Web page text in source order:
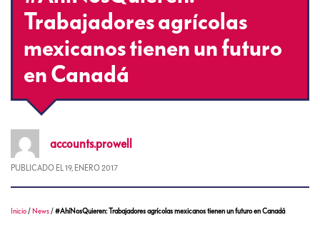
Trabajadores agrícolas
mexicanos tienen un futuro
en Canadá
accounts.prowell
PUBLICADO EL 19, ENERO 2017
Inicio / News /#AhíNosQuieren: Trabajadores agrícolas mexicanos tienen un futuro en Canadá